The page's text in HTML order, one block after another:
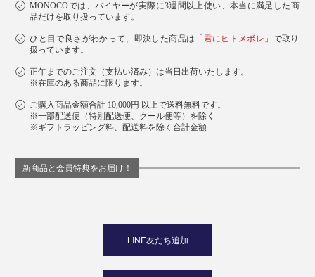
MONOCOでは、バイヤーが実際に3週間以上使い、本当に満足した商
品だけを取り扱っています。
ひと目で良さがわかって、即決した商品は「 君にヒトメボレ 」で取り
扱っています。
正午までのご注文（支払い済み）は当日出荷いたします。
※在庫のある商品に限ります。
ご購入商品金額合計 10,000円 以上で送料無料です。
※一部配送便（特別配送便、クール便等）を除く
※ギフトラッピング料、配送料を除く合計金額
新商品と会員特典をお届け！
LINE友だち追加